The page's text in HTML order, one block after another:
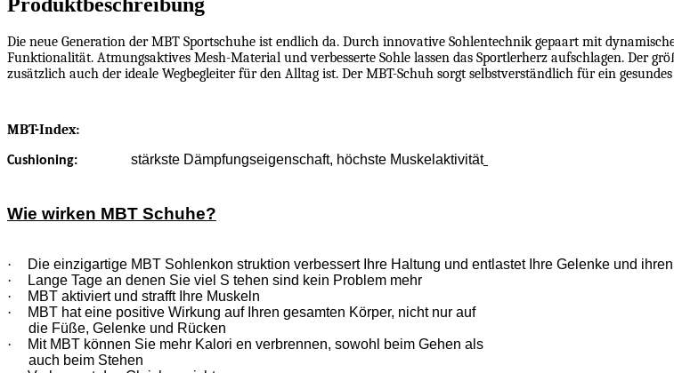
Die neue Generation der MBT Sportschuhe ist endlich da. Durch innovative Sohlentechnik gepaart mit
Funktionalität. Atmungsaktives Mesh-Material und verbesserte Sohle lassen das Sportlerherz aufschlagen. Der
zusätzlich auch der ideale Wegbegleiter für den Alltag ist. Der MBT-Schuh sorgt selbstverständlich für ein
MBT-Index:
Cushioning: stärkste Dämpfungseigenschaft, höchste Muskelaktivität
Wie wirken MBT Schuhe?
·
Die einzigartige MBT Sohlenkon struktion verbessert Ihre Haltung und entlastet Ihre Gelenke und
·
Lange Tage an denen Sie viel S tehen sind kein Problem mehr
·
MBT aktiviert und strafft Ihre Muskeln
·
MBT hat eine positive Wirkung auf Ihren gesamten Körper, nicht nur auf
die Füße, Gelenke und Rücken
·
Mit MBT können Sie mehr Kalori en verbrennen, sowohl beim Gehen als
auch beim Stehen